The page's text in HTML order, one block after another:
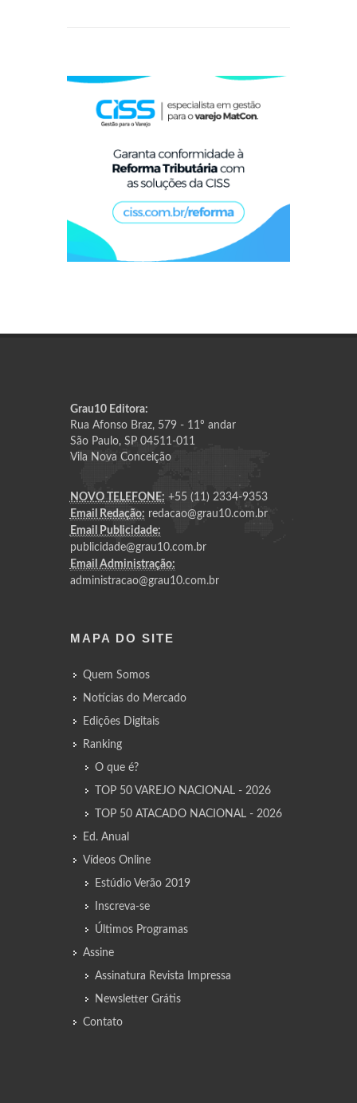
Grau10 Editora:
Rua Afonso Braz, 579 - 11º andar
São Paulo, SP 04511-011
Vila Nova Conceição
NOVO TELEFONE: +55 (11) 2334-9353
Email Redação: redacao@grau10.com.br
Email Publicidade:
publicidade@grau10.com.br
Email Administração:
administracao@grau10.com.br
MAPA DO SITE
Quem Somos
Notícias do Mercado
Edições Digitais
Ranking
O que é?
TOP 50 VAREJO NACIONAL - 2026
TOP 50 ATACADO NACIONAL - 2026
Ed. Anual
Vídeos Online
Estúdio Verão 2019
Inscreva-se
Últimos Programas
Assine
Assinatura Revista Impressa
Newsletter Grátis
Contato